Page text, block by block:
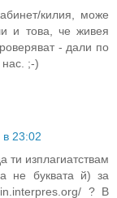
килия, може
и това, че живея
- дали по
;-)
в 23:02
изплагиатствам
не буквата й) за
? В